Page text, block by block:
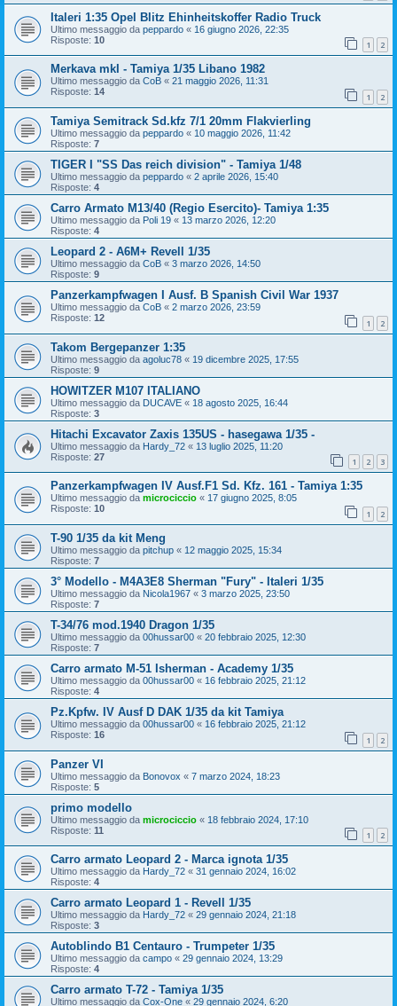
Italeri 1:35 Opel Blitz Ehinheitskoffer Radio Truck
Ultimo messaggio da peppardo « 16 giugno 2026, 22:35
Risposte: 10 1 2
Merkava mkI - Tamiya 1/35 Libano 1982
Ultimo messaggio da CoB « 21 maggio 2026, 11:31
Risposte: 14 1 2
Tamiya Semitrack Sd.kfz 7/1 20mm Flakvierling
Ultimo messaggio da peppardo « 10 maggio 2026, 11:42
Risposte: 7
TIGER I "SS Das reich division" - Tamiya 1/48
Ultimo messaggio da peppardo « 2 aprile 2026, 15:40
Risposte: 4
Carro Armato M13/40 (Regio Esercito)- Tamiya 1:35
Ultimo messaggio da Poli 19 « 13 marzo 2026, 12:20
Risposte: 4
Leopard 2 - A6M+ Revell 1/35
Ultimo messaggio da CoB « 3 marzo 2026, 14:50
Risposte: 9
Panzerkampfwagen I Ausf. B Spanish Civil War 1937
Ultimo messaggio da CoB « 2 marzo 2026, 23:59
Risposte: 12 1 2
Takom Bergepanzer 1:35
Ultimo messaggio da agoluc78 « 19 dicembre 2025, 17:55
Risposte: 9
HOWITZER M107 ITALIANO
Ultimo messaggio da DUCAVE « 18 agosto 2025, 16:44
Risposte: 3
Hitachi Excavator Zaxis 135US - hasegawa 1/35 -
Ultimo messaggio da Hardy_72 « 13 luglio 2025, 11:20
Risposte: 27 1 2 3
Panzerkampfwagen IV Ausf.F1 Sd. Kfz. 161 - Tamiya 1:35
Ultimo messaggio da microciccio « 17 giugno 2025, 8:05
Risposte: 10 1 2
T-90 1/35 da kit Meng
Ultimo messaggio da pitchup « 12 maggio 2025, 15:34
Risposte: 7
3° Modello - M4A3E8 Sherman "Fury" - Italeri 1/35
Ultimo messaggio da Nicola1967 « 3 marzo 2025, 23:50
Risposte: 7
T-34/76 mod.1940 Dragon 1/35
Ultimo messaggio da 00hussar00 « 20 febbraio 2025, 12:30
Risposte: 7
Carro armato M-51 Isherman - Academy 1/35
Ultimo messaggio da 00hussar00 « 16 febbraio 2025, 21:12
Risposte: 4
Pz.Kpfw. IV Ausf D DAK 1/35 da kit Tamiya
Ultimo messaggio da 00hussar00 « 16 febbraio 2025, 21:12
Risposte: 16 1 2
Panzer VI
Ultimo messaggio da Bonovox « 7 marzo 2024, 18:23
Risposte: 5
primo modello
Ultimo messaggio da microciccio « 18 febbraio 2024, 17:10
Risposte: 11 1 2
Carro armato Leopard 2 - Marca ignota 1/35
Ultimo messaggio da Hardy_72 « 31 gennaio 2024, 16:02
Risposte: 4
Carro armato Leopard 1 - Revell 1/35
Ultimo messaggio da Hardy_72 « 29 gennaio 2024, 21:18
Risposte: 3
Autoblindo B1 Centauro - Trumpeter 1/35
Ultimo messaggio da campo « 29 gennaio 2024, 13:29
Risposte: 4
Carro armato T-72 - Tamiya 1/35
Ultimo messaggio da Cox-One « 29 gennaio 2024, 6:20